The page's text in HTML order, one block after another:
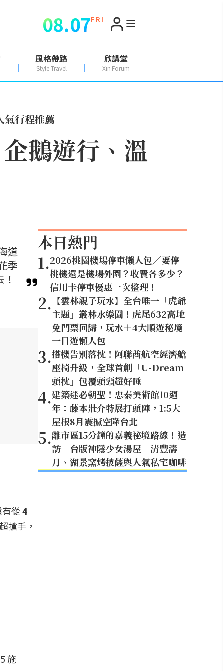
08.07F R I
風格帶路
Style Travel
欣講堂
Xin Forum
氣行程推薦
鵝遊行、溫
道
季
從4
搶手，
施
本日熱門
1.2026桃園機場停車懶人包／要停
桃機還是機場外圍？收費各多少？
信用卡停車優惠一次整理！
2. 【雲林親子玩水】全台唯一「虎爺
主題」叢林水樂園！虎尾632高地
免門票回歸，玩水＋4大順遊秘境
一日遊懶人包
3.搭機告別落枕！阿聯酋航空經濟艙
座椅升級，全球首創「U-Dream
頭枕」包覆頭頸超好睡
4.建築迷必朝聖！忠泰美術館10週
年：藤本壯介特展打頭陣，1:5大
屋根8月震撼空降台北
5.離市區15分鐘的嘉義祕境路線！造
訪「台版神隱少女湯屋」清豐濤
月、湖景窯烤披薩與人氣私宅咖啡